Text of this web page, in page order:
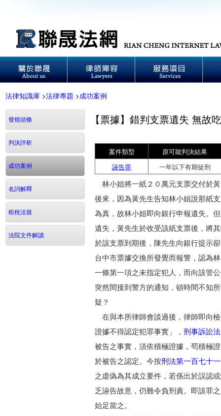
法律知識庫 >法律專題 >成功案例
發燒頭條
判決評析
成功案例
名詞解釋
租稅法規
法院文件解讀
【票據】錯判支票遺失 無故
案件類型 原可能判決結果
誣告罪 一年以下有期徒刑
林小姐將一紙２０萬元支票交付於
後來，因為黃先生告知林小姐說那紙
為真，故林小姐即向銀行申報遺失。
遺失，黃先生於收受該紙支票後，將
於該支票到期後，陳先生向銀行提示
台中市票據交換所發覺而報警，認為
一條第一項之未指定犯人，而向該管
突然間接到警方的通知，頓時間不知
疑？
在與本所律師會談過後，律師即向
證據不得認定犯罪事實」， 刑事訴訟
被告之事實，須依積極證據，茍積極
於被告之認定。今按刑法第一百七十
之虛偽為其成立要件，若係出於誤認
乏誣告故意，仍難令負刑責。即該罪
始足當之。